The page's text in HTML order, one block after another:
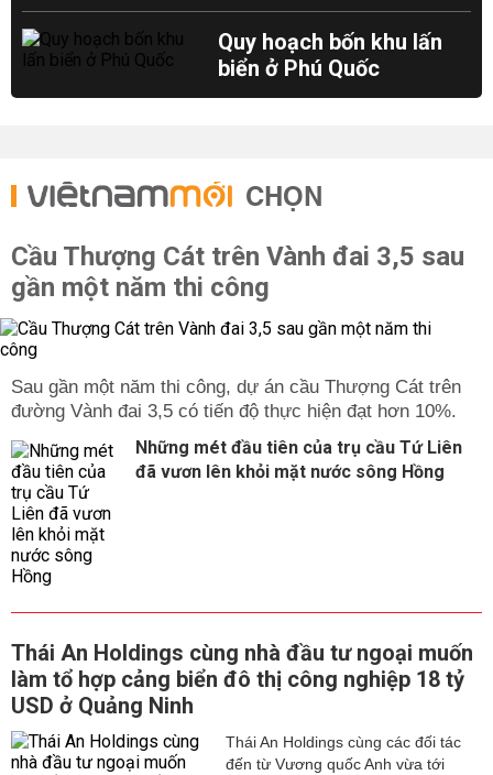
Quy hoạch bốn khu lấn
biển ở Phú Quốc
CHỌN
Cầu Thượng Cát trên Vành đai 3,5 sau
gần một năm thi công
Sau gần một năm thi công, dự án cầu Thượng Cát trên
đường Vành đai 3,5 có tiến độ thực hiện đạt hơn 10%.
Những mét đầu tiên của trụ cầu Tứ Liên
đã vươn lên khỏi mặt nước sông Hồng
Thái An Holdings cùng nhà đầu tư ngoại muốn
làm tổ hợp cảng biển đô thị công nghiệp 18 tỷ
USD ở Quảng Ninh
Thái An Holdings cùng các đối tác
đến từ Vương quốc Anh vừa tới